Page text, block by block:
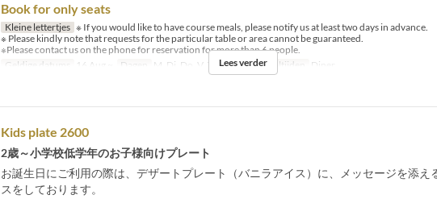
Book for only seats
Kleine lettertjes ※ If you would like to have course meals, please notify us at least two days in advance.
※ Please kindly note that requests for the particular table or area cannot be guaranteed.
※Please contact us on the phone for reservation for more than 6 people.
Geldige datums
16 Aug ~ Dagen M, Di, Do, V, Za, Zo, Vak Maaltijden Diner
Lees verder
Kids plate 2600
2歳～小学校低学年のお子様向けプレート
お誕生日にご利用の際は、デザートプレート（バニラアイス）に、メッセージを添え
スをしております。